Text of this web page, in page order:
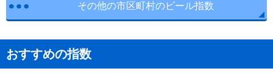
その他の市区町村のビール指数
おすすめの指数